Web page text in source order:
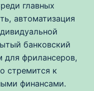
главных
автоматизация
банковский
для фрилансеров,
стремится к
финансами.